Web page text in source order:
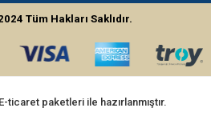
Tüm Hakları Saklıdır.
ticaret paketleri ile hazırlanmıştır.